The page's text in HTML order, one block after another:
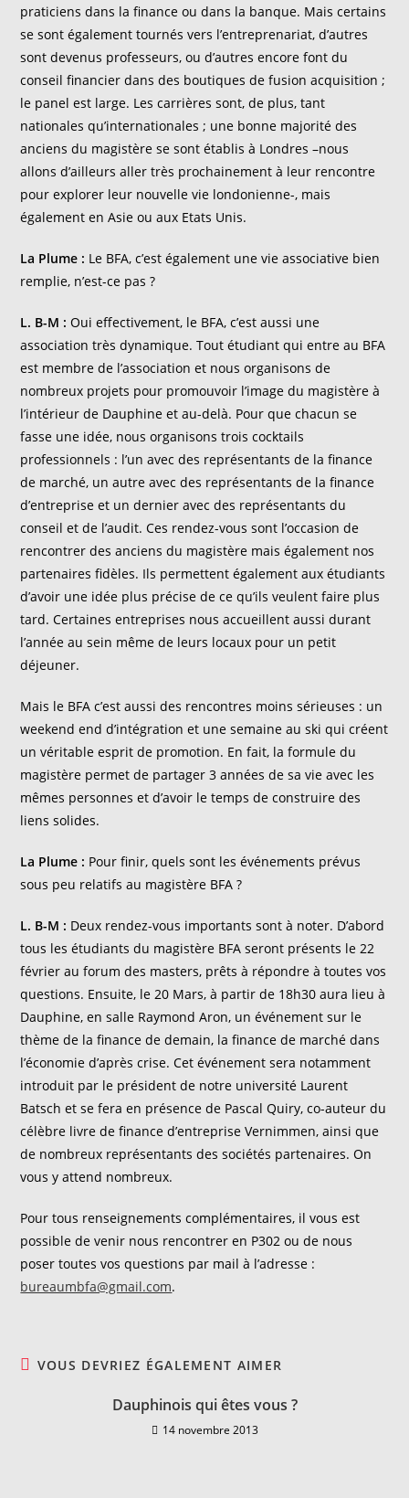
praticiens dans la finance ou dans la banque. Mais certains
se sont également tournés vers l’entreprenariat, d’autres
sont devenus professeurs, ou d’autres encore font du
conseil financier dans des boutiques de fusion acquisition ;
le panel est large. Les carrières sont, de plus, tant
nationales qu’internationales ; une bonne majorité des
anciens du magistère se sont établis à Londres –nous
allons d’ailleurs aller très prochainement à leur rencontre
pour explorer leur nouvelle vie londonienne-, mais
également en Asie ou aux Etats Unis.
La Plume : Le BFA, c’est également une vie associative bien
remplie, n’est-ce pas ?
L. B-M :Oui effectivement, le BFA, c’est aussi une
association très dynamique. Tout étudiant qui entre au BFA
est membre de l’association et nous organisons de
nombreux projets pour promouvoir l’image du magistère à
l’intérieur de Dauphine et au-delà. Pour que chacun se
fasse une idée, nous organisons trois cocktails
professionnels : l’un avec des représentants de la finance
de marché, un autre avec des représentants de la finance
d’entreprise et un dernier avec des représentants du
conseil et de l’audit. Ces rendez-vous sont l’occasion de
rencontrer des anciens du magistère mais également nos
partenaires fidèles. Ils permettent également aux étudiants
d’avoir une idée plus précise de ce qu’ils veulent faire plus
tard. Certaines entreprises nous accueillent aussi durant
l’année au sein même de leurs locaux pour un petit
déjeuner.
Mais le BFA c’est aussi des rencontres moins sérieuses : un
weekend end d’intégration et une semaine au ski qui créent
un véritable esprit de promotion. En fait, la formule du
magistère permet de partager 3 années de sa vie avec les
mêmes personnes et d’avoir le temps de construire des
liens solides.
La Plume : Pour finir, quels sont les événements prévus
sous peu relatifs au magistère BFA ?
L. B-M : Deux rendez-vous importants sont à noter. D’abord
tous les étudiants du magistère BFA seront présents le 22
février au forum des masters, prêts à répondre à toutes vos
questions. Ensuite, le 20 Mars, à partir de 18h30 aura lieu à
Dauphine, en salle Raymond Aron, un événement sur le
thème de la finance de demain, la finance de marché dans
l’économie d’après crise. Cet événement sera notamment
introduit par le président de notre université Laurent
Batsch et se fera en présence de Pascal Quiry, co-auteur du
célèbre livre de finance d’entreprise Vernimmen, ainsi que
de nombreux représentants des sociétés partenaires. On
vous y attend nombreux.
Pour tous renseignements complémentaires, il vous est
possible de venir nous rencontrer en P302 ou de nous
poser toutes vos questions par mail à l’adresse :
bureaumbfa@gmail.com.
VOUS DEVRIEZ ÉGALEMENT AIMER
Dauphinois qui êtes vous ?
14 novembre 2013